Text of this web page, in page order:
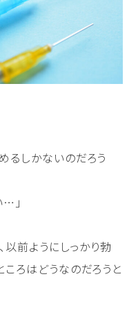
るしかないのだろう
」
以前ようにしっかり勃
ろはどうなのだろうと